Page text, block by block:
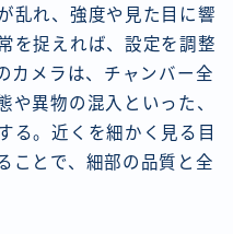
乱れ、強度や見た目に響
を捉えれば、設定を調整
カメラは、チャンバー全
や異物の混入といった、
る。近くを細かく見る目
ことで、細部の品質と全